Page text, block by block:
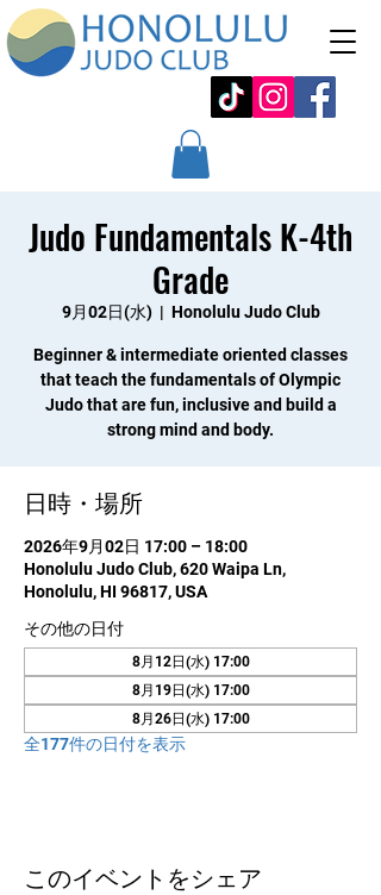
Judo Fundamentals K-4th
Grade
9月02日(水)
  |
Honolulu Judo Club
Beginner & intermediate oriented classes
that teach the fundamentals of Olympic
Judo that are fun, inclusive and build a
strong mind and body.
日時・場所
2026年9月02日 17:00 – 18:00
Honolulu Judo Club, 620 Waipa Ln,
Honolulu, HI 96817, USA
その他の日付
8月12日(水) 17:00
8月19日(水) 17:00
8月26日(水) 17:00
全177件の日付を表示
このイベントをシェア